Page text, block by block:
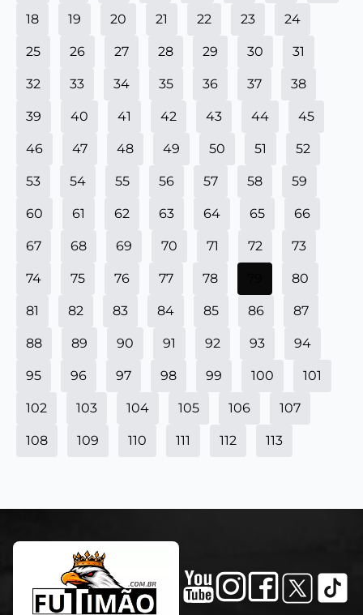
18 19 20 21 22 23 24
25 26 27 28 29 30 31
32 33 34 35 36 37 38
39 40 41 42 43 44 45
46 47 48 49 50 51 52
53 54 55 56 57 58 59
60 61 62 63 64 65 66
67 68 69 70 71 72 73
74 75 76 77 78 80
81 82 83 84 85 86 87
88 89 90 91 92 93 94
95 96 97 98 99 100 101
102 103 104 105 106 107
108 109 110 111 112 113